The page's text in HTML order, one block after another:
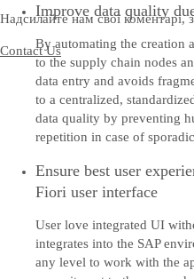
Надсилайте нам свої коментарі,
Contact Us
Improve data quality
By automating the creation
to the supply chain nodes
data entry and avoids
to a centralized,
data quality by preventing
repetition in case of
Ensure best user
Fiori user interface
User love integrated UI
integrates into the SAP
any level to work with the